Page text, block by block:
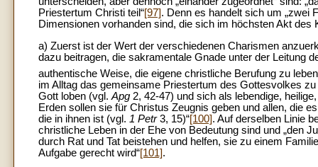
Priestertum Christi teil“[97]. Denn es handelt sich um „zwei
Dimensionen vorhanden sind, die sich im höchsten Akt des
a) Zuerst ist der Wert der verschiedenen Charismen
dazu beitragen, die sakramentale Gnade unter der Leitung
authentische Weise, die eigene christliche Berufung zu
im Alltag das gemeinsame Priestertum des Gottesvolkes
Gott loben (vgl. Apg 2, 42-47) und sich als lebendige,
Erden sollen sie für Christus Zeugnis geben und allen, die
die in ihnen ist (vgl. 1 Petr3, 15)“[100]. Auf derselben Linie
christliche Leben in der Ehe von Bedeutung sind und „den
durch Rat und Tat beistehen und helfen, sie zu einem
Aufgabe gerecht wird“[101].